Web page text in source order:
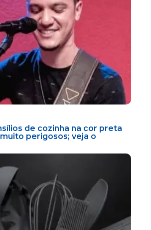
de cozinha na cor preta
perigosos; veja o